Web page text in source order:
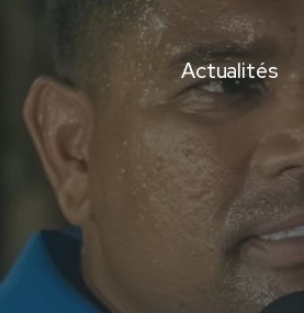
Actualités